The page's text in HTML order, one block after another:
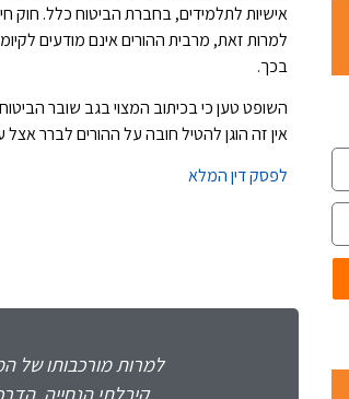
אישיות לתלמידים, בחברת הביטוח כלל. חוק
למרות זאת, מרבית ההורים אינם מודעים
בכך.
השופט טען כי בכיתוב המצוי בגב שובר
אין זה הוגן להטיל חובה על ההורים לברר
לפסק דין המלא
ההתחשבות,
אתם ביחד צוות
למרות מורכבותו של
קיבלתי הנחייה,